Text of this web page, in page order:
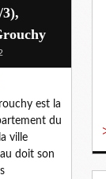
est la
du
ville
doit son